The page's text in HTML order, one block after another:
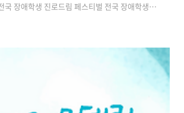
국 장애학생 진로드림 페스티벌 전국 장애학생 진
년을 시작으로 올해 50주년을 맞이하며, 장애학
직업기능 경진대회 시도별 자체 예선을 거친
들이 과학상자조립, 사무지원, 바리스타, 제품포
예 분야에서 각자의 기량을 펼칩니다. 코로나 19
를 고려해서 대회 일정은 2박 3일로 분산 운영됩
활동 울산 지역의 특수학교 및 특수학급 장애학